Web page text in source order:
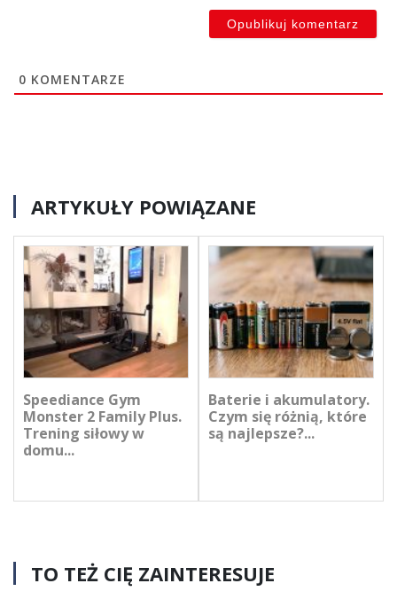
0 KOMENTARZE
ARTYKUŁY POWIĄZANE
Speediance Gym
Monster 2 Family Plus.
Trening siłowy w
domu...
Baterie i akumulatory.
Czym się różnią, które
są najlepsze?...
TO TEŻ CIĘ ZAINTERESUJE